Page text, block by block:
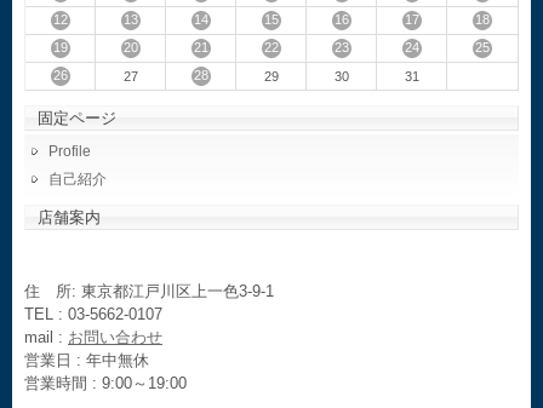
12
13 14 15 16 17
18
19
20 21 22 23 24
25
26
27 28 29 30 31
固定ページ
Profile
自己紹介
店舗案内
住 所: 東京都江戸川区上一色3-9-1
TEL : 03-5662-0107
mail : お問い合わせ
営業日 : 年中無休
営業時間 : 9:00～19:00